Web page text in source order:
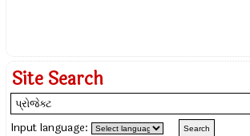
Site Search
Input language: